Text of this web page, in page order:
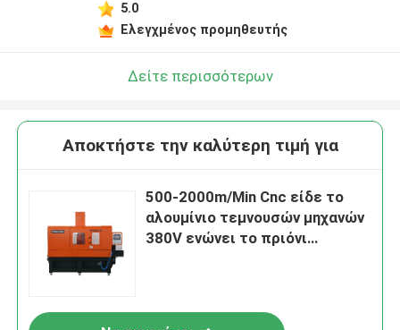
5.0
Ελεγχμένος προμηθευτής
Δείτε περισσότερων
Αποκτήστε την καλύτερη τιμή για
500-2000m/Min Cnc είδε το
αλουμίνιο τεμνουσών μηχανών
380V ενώνει το πριόνι